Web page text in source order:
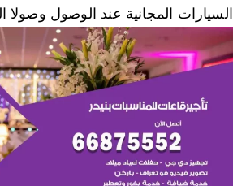
السيارات المجانية عند الوصول وصولا